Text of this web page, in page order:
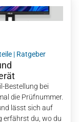
| Ratgeber
Bestellung bei
die Prüfnummer.
lässt sich auf
erfährst du, wo du